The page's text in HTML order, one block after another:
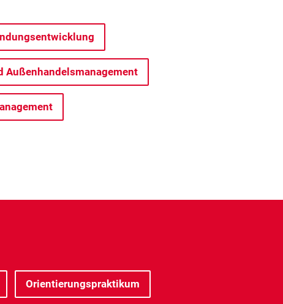
Außenhandelsmanagement
Orientierungspraktikum